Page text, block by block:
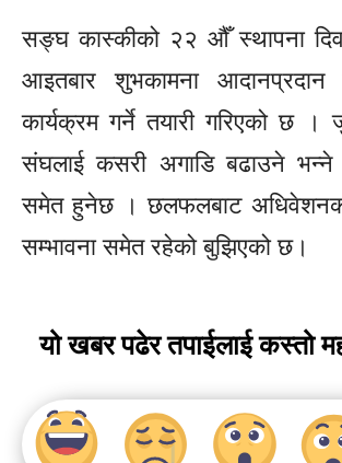
सङ्घकास्कीको २२ औँ स्थापना
आइतबार शुभकामना आदानप्रदान
कार्यक्रम गर्ने तयारी गरिएको छ ।
संघलाई कसरी अगाडि बढाउने
समेत हुनेछ । छलफलबाट
सम्भावना समेत रहेको बुझिएको छ।
यो खबर पढेर तपाईलाई कस्तो